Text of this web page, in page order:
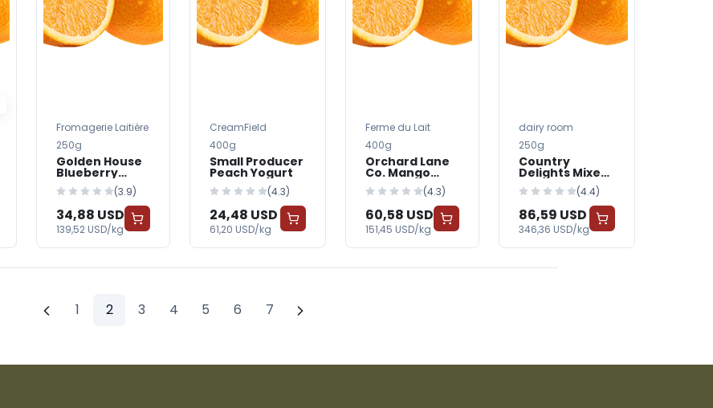
Fromagerie Laitière
250g
Golden House
Blueberry
Yogurt (3.9)
34,88 USD
139,52 USD/kg
CreamField
400g
Small Producer
Peach Yogurt
(4.3)
24,48 USD
61,20 USD/kg
Ferme du Lait
400g
Orchard Lane
Co. Mango
Yogurt (4.3)
60,58 USD
151,45 USD/kg
dairy room
250g
Country
Delights Mixed
Berry Yogurt
(4.4)
86,59 USD
346,36 USD/kg
1 2 3 4 5 6 7